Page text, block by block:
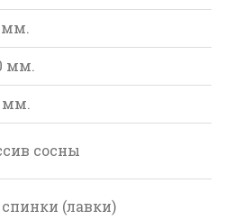
мм.
мм.
мм.
сосны
(лавки)